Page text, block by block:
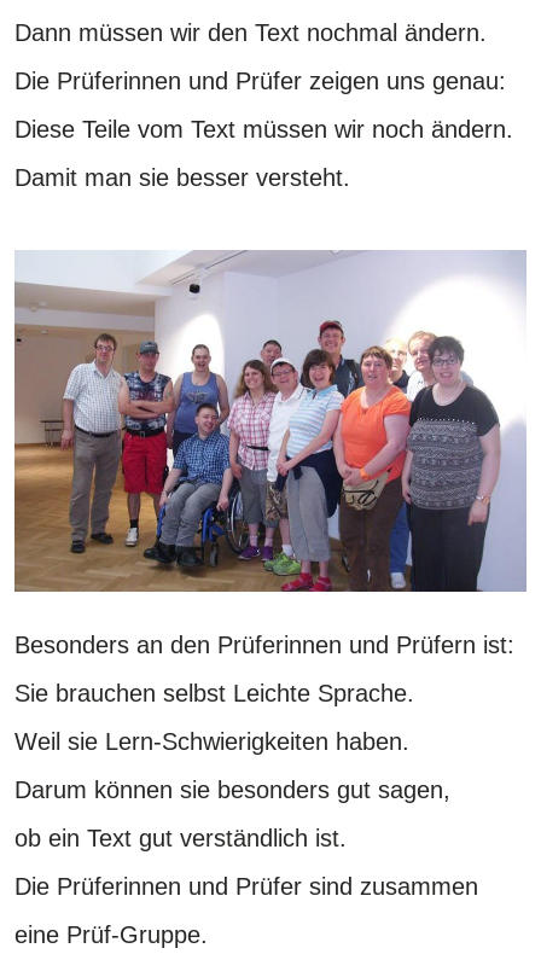
Dann müssen wir den Text nochmal ändern.
Die Prüferinnen und Prüfer zeigen uns genau:
Diese Teile vom Text müssen wir noch ändern.
Damit man sie besser versteht.
Besonders an den Prüferinnen und Prüfern ist:
Sie brauchen selbst Leichte Sprache.
Weil sie Lern-Schwierigkeiten haben.
Darum können sie besonders gut sagen,
ob ein Text gut verständlich ist.
Die Prüferinnen und Prüfer sind zusammen
eine Prüf-Gruppe.